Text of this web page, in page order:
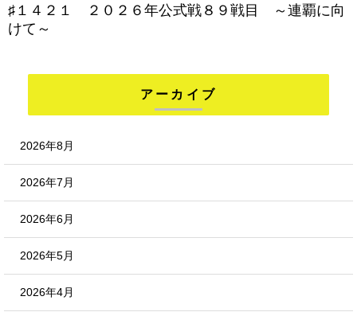
♯１４２１ ２０２６年公式戦８９戦目 ～連覇に向
けて～
アーカイブ
2026年8月
2026年7月
2026年6月
2026年5月
2026年4月